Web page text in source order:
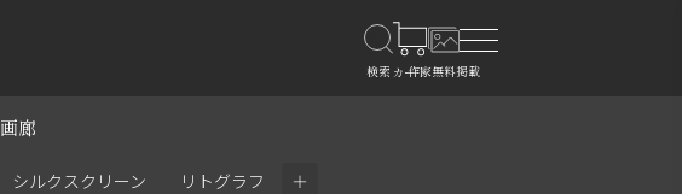
画廊
シルクスクリーン リトグラフ ＋